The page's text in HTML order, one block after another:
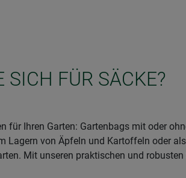
SICH FÜR SÄCKE?
für Ihren Garten: Gartenbags mit oder
Lagern von Äpfeln und Kartoffeln oder
Mit unseren praktischen und